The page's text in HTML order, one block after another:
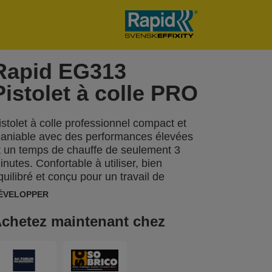
EG313
à colle PRO
à colle professionnel compact et
avec des performances élevées
un temps de chauffe de seulement 3
Confortable à utiliser, bien
et conçu pour un travail de
même en utilisation intensive,
et une buse interchangeable.
un débit de colle de 900 g/heure et
à 195 °C.
maintenant chez